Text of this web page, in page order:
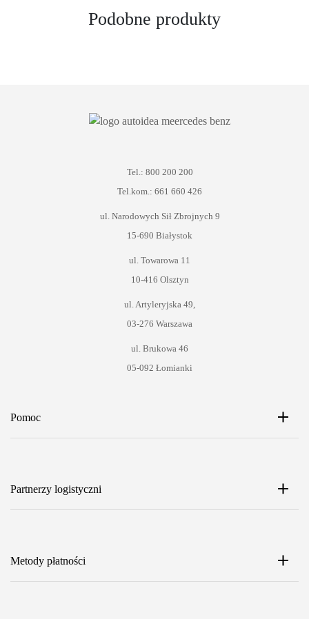
Podobne produkty
Tel.: 800 200 200
Tel.kom.: 661 660 426
ul. Narodowych Sił Zbrojnych 9
15-690 Białystok
ul. Towarowa 11
10-416 Olsztyn
ul. Artyleryjska 49,
03-276 Warszawa
ul. Brukowa 46
05-092 Łomianki
Pomoc
Partnerzy logistyczni
Metody płatności